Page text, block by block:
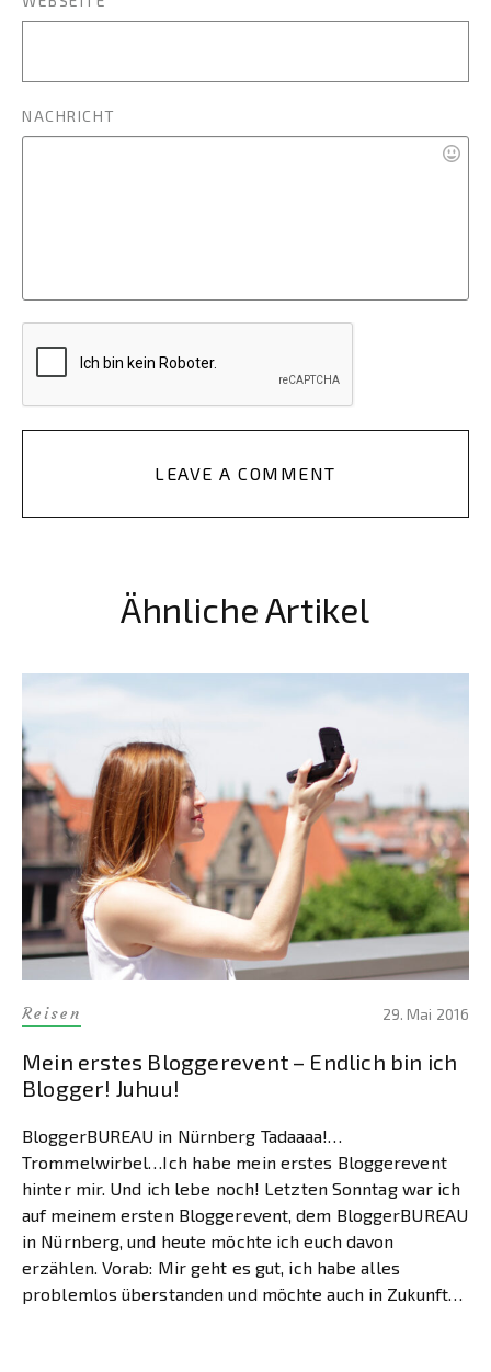
NACHRICHT
LEAVE A COMMENT
Ähnliche Artikel
Reisen 29. Mai 2016
Mein erstes Bloggerevent – Endlich bin ich
Blogger! Juhuu!
BloggerBUREAU in Nürnberg Tadaaaa!…
Trommelwirbel…Ich habe mein erstes Bloggerevent
hinter mir. Und ich lebe noch! Letzten Sonntag war ich
auf meinem ersten Bloggerevent, dem BloggerBUREAU
in Nürnberg, und heute möchte ich euch davon
erzählen. Vorab: Mir geht es gut, ich habe alles
problemlos überstanden und möchte auch in Zukunft